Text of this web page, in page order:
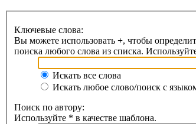
Ключевые слова:
Вы можете использовать +, чтобы
поиска любого слова из списка.
Искать все слова
Искать любое слово/поиск с
Поиск по автору:
Используйте * в качестве шаблона.